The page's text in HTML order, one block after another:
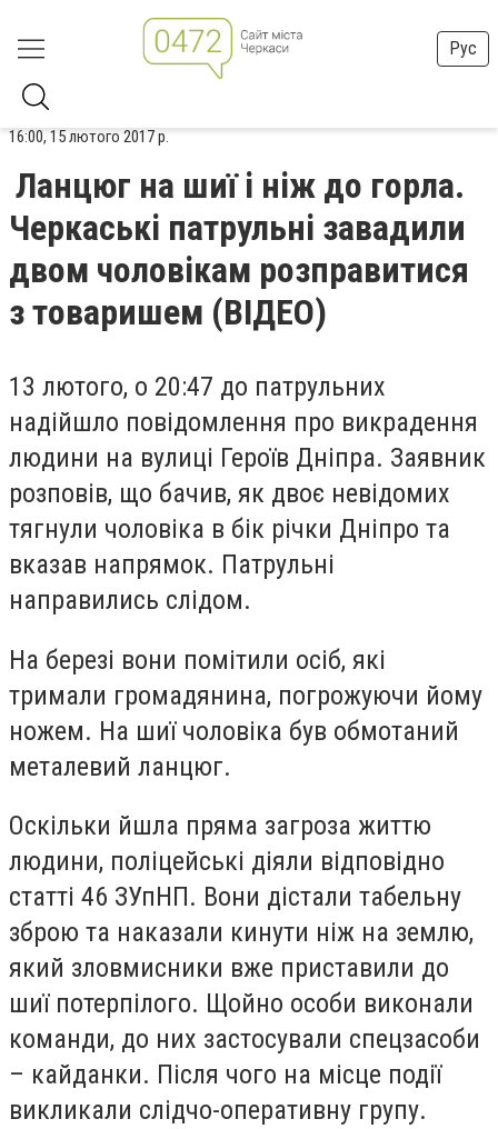
Рус
16:00, 15 лютого 2017 р.
Ланцюг на шиї і ніж до горла.
Черкаські патрульні завадили
двом чоловікам розправитися
з товаришем (ВІДЕО)
13 лютого, о 20:47 до патрульних
надійшло повідомлення про викрадення
людини на вулиці Героїв Дніпра. Заявник
розповів, що бачив, як двоє невідомих
тягнули чоловіка в бік річки Дніпро та
вказав напрямок. Патрульні
направились слідом.
На березі вони помітили осіб, які
тримали громадянина, погрожуючи йому
ножем. На шиї чоловіка був обмотаний
металевий ланцюг.
Оскільки йшла пряма загроза життю
людини, поліцейські діяли відповідно
статті 46 ЗУпНП. Вони дістали табельну
зброю та наказали кинути ніж на землю,
який зловмисники вже приставили до
шиї потерпілого. Щойно особи виконали
команди, до них застосували спецзасоби
– кайданки. Після чого на місце події
викликали слідчо-оперативну групу.